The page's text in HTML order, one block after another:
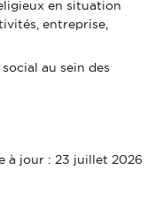
en situation
entreprise,
au sein des
à jour : 23 juillet 2026